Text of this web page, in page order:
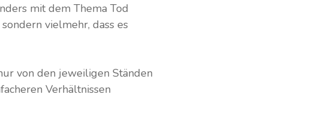
mit dem Thema Tod
vielmehr, dass es
von den jeweiligen Ständen
Verhältnissen